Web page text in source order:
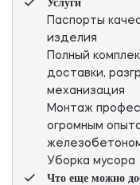
Услуги
Паспорты
изделия
Полный
доставки,
механизация
Монтаж
огромным
Уборка мусора
Что еще можно